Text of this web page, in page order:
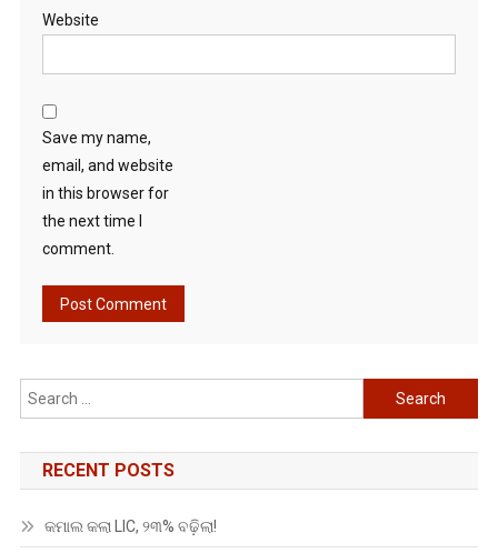
Website
Save my name,
email, and website
in this browser for
the next time I
comment.
Search
for:
RECENT POSTS
କମାଲ କଲା LIC, ୨୩% ବଢ଼ିଲା!